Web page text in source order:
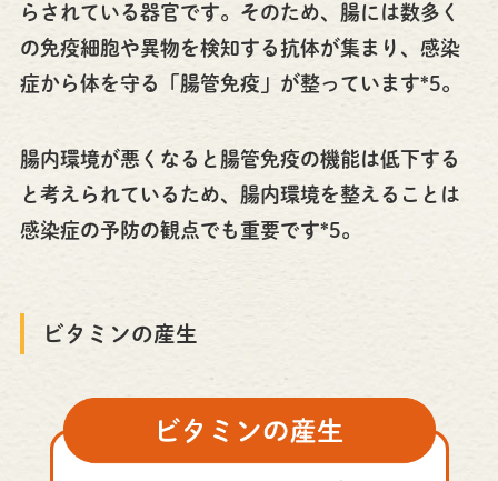
らされている器官です。そのため、腸には数多く
の免疫細胞や異物を検知する抗体が集まり、感染
症から体を守る「腸管免疫」が整っています*5。
腸内環境が悪くなると腸管免疫の機能は低下する
と考えられているため、腸内環境を整えることは
感染症の予防の観点でも重要です*5。
ビタミンの産生